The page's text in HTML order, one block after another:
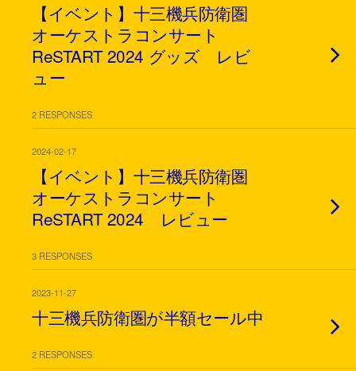
【イベント】十三機兵防衛圏
オーケストラコンサート
ReSTART 2024 グッズ レビ
ュー
2 RESPONSES
2024-02-17
【イベント】十三機兵防衛圏
オーケストラコンサート
ReSTART 2024 レビュー
3 RESPONSES
2023-11-27
十三機兵防衛圏が半額セール中
2 RESPONSES